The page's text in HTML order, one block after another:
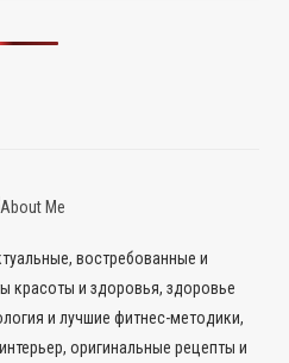
востребованные и
красоты и здоровья, здоровье
и лучшие фитнес-методики,
оригинальные рецепты и